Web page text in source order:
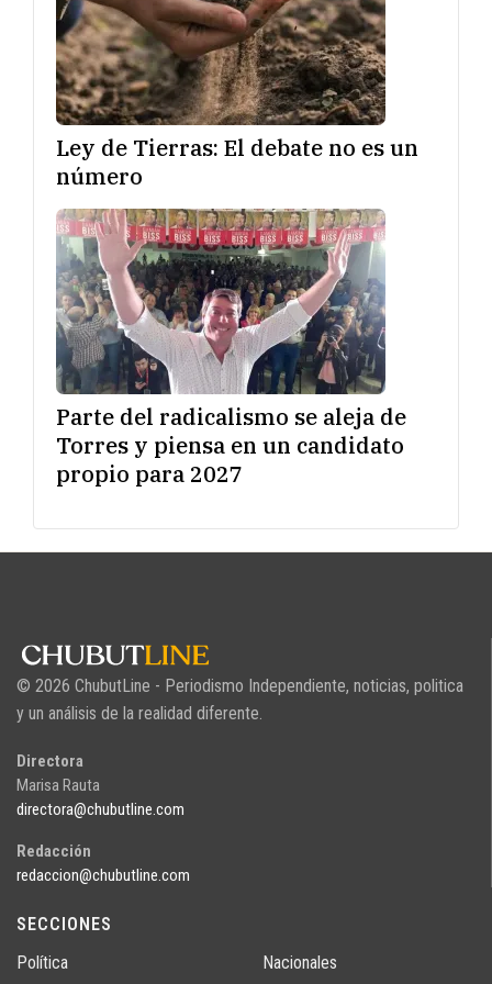
Ley de Tierras: El debate no es un
número
Parte del radicalismo se aleja de
Torres y piensa en un candidato
propio para 2027
© 2026 ChubutLine - Periodismo Independiente, noticias, politica
y un análisis de la realidad diferente.
Directora
Marisa Rauta
directora@chubutline.com
Redacción
redaccion@chubutline.com
SECCIONES
Política
Nacionales